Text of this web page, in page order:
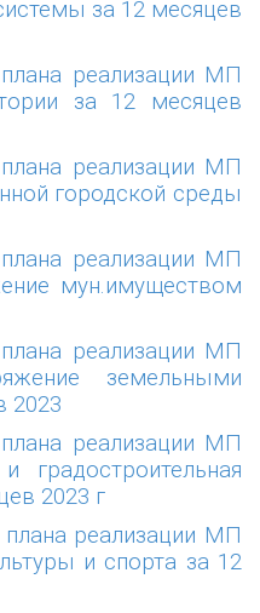
за 12 месяцев
реализации МП
за 12 месяцев
реализации МП
городской среды
реализации МП
мун.имуществом
реализации МП
земельными
2023
реализации МП
градостроительная
2023 г
плана реализации МП
и спорта за 12